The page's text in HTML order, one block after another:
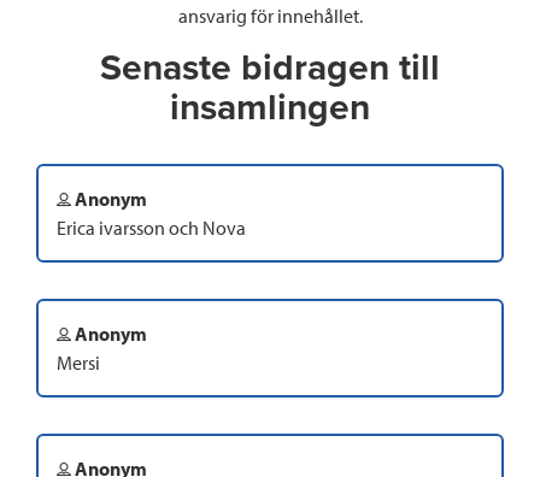
ansvarig för innehållet.
Senaste bidragen till
insamlingen
Anonym
Erica ivarsson och Nova
Anonym
Mersi
Anonym